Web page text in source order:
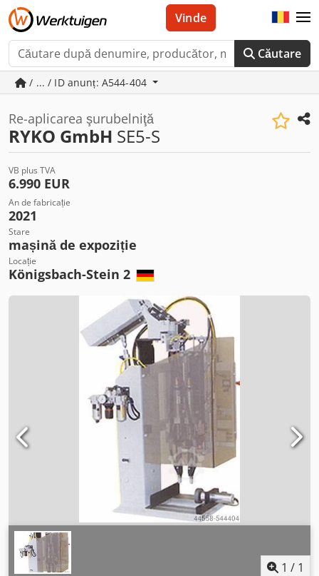
Căutare
Vinde
/ ... / ID anunț: A544-404
Re-aplicarea şurubelniţă
RYKO GmbH SE5-S
VB plus TVA
6.990 EUR
An de fabricație
2021
Stare
mașină de expoziție
Locație
Königsbach-Stein 2
1 / 1